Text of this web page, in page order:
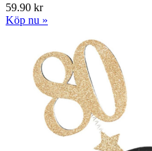
59.90 kr
Köp nu »